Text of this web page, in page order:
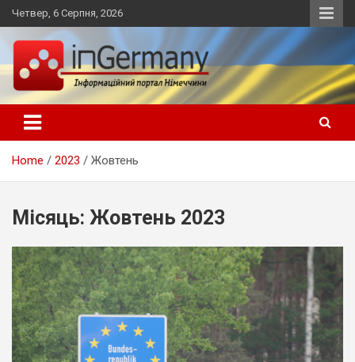
Skip
to
content
Четвер, 6 Серпня, 2026
inGermany.net інформаційний
портал в Німеччині
Український інформаційний портал в Німеччині, новини
Німеччини, українці в Німеччині
Home 2023 Жовтень
Місяць: Жовтень 2023